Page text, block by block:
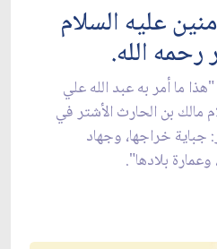
عليه السلام
رحمه الله.
ما أمر به عبد الله علي
مالك بن الحارث الأشتر في
خراجها، وجهاد
بلادها".